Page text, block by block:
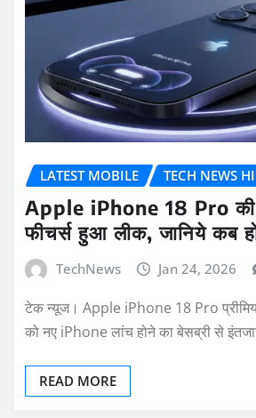
LATEST MOBILE TECH NEWS
Apple iPhone 18 Pro
फीचर्स हुआ लीक, जानिये कब
TechNews Jan 24, 2026
टेक न्यूज। Apple iPhone 18 Pro
को नए iPhone लांच होने का बेसब्री से
READ MORE